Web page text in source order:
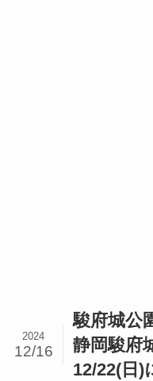
駿府城公
静岡駿府
12/22(日)
2024
12/16